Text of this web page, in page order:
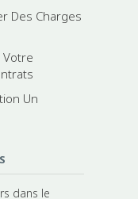
Des Charges
Votre
Un
dans le